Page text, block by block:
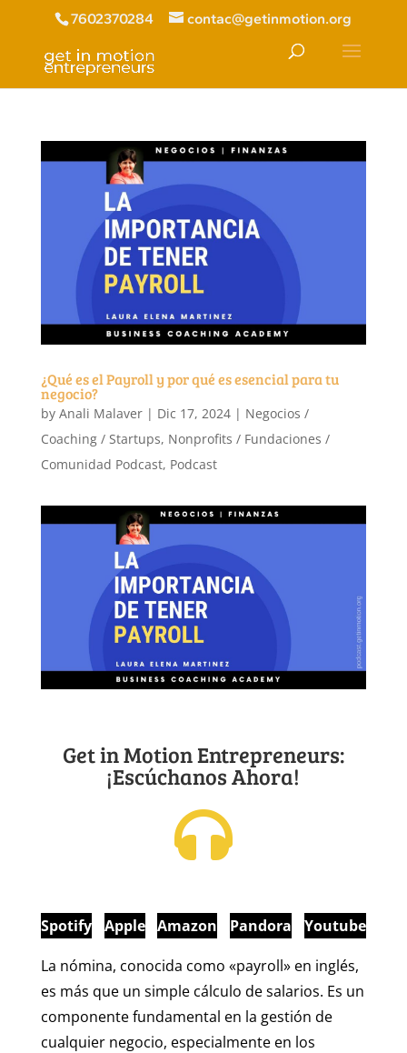
7602370284 contac@getinmotion.org
¿Qué es el Payroll y por qué es esencial para tu
negocio?
by Anali Malaver| Dic 17, 2024| Negocios /
Coaching / Startups, Nonprofits / Fundaciones /
Comunidad Podcast, Podcast
Get in Motion Entrepreneurs:
¡Escúchanos Ahora!
Spotify Apple Amazon Pandora
Youtube
La nómina, conocida como «payroll» en inglés,
es más que un simple cálculo de salarios. Es un
componente fundamental en la gestión de
cualquier negocio, especialmente en los